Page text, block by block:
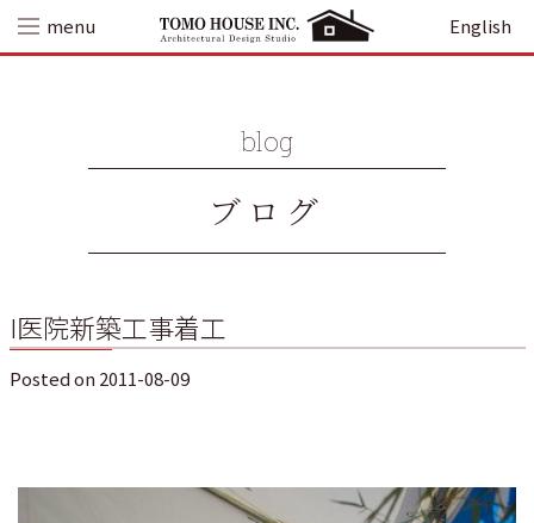
content
menu English
blog
ブログ
I医院新築工事着工
Posted on 2011-08-09